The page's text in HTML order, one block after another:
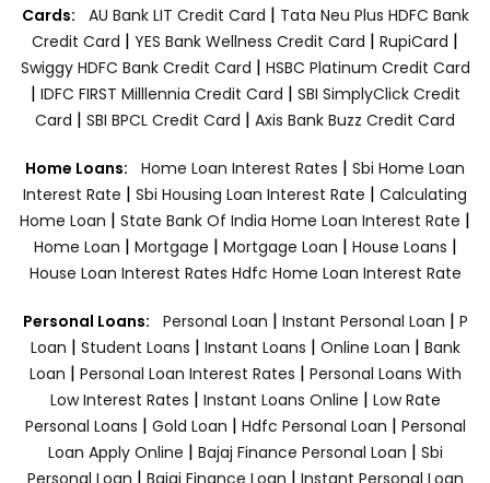
Cards: AU Bank LIT Credit Card | Tata Neu Plus HDFC Bank
Credit Card | YES Bank Wellness Credit Card | RupiCard |
Swiggy HDFC Bank Credit Card | HSBC Platinum Credit Card
| IDFC FIRST Milllennia Credit Card | SBI SimplyClick Credit
Card | SBI BPCL Credit Card | Axis Bank Buzz Credit Card
Home Loans: Home Loan Interest Rates | Sbi Home Loan
Interest Rate | Sbi Housing Loan Interest Rate | Calculating
Home Loan | State Bank Of India Home Loan Interest Rate |
Home Loan | Mortgage | Mortgage Loan | House Loans |
House Loan Interest Rates Hdfc Home Loan Interest Rate
Personal Loans: Personal Loan | Instant Personal Loan | P
Loan | Student Loans | Instant Loans | Online Loan | Bank
Loan | Personal Loan Interest Rates | Personal Loans With
Low Interest Rates | Instant Loans Online | Low Rate
Personal Loans | Gold Loan | Hdfc Personal Loan | Personal
Loan Apply Online | Bajaj Finance Personal Loan | Sbi
Personal Loan | Bajaj Finance Loan | Instant Personal Loan